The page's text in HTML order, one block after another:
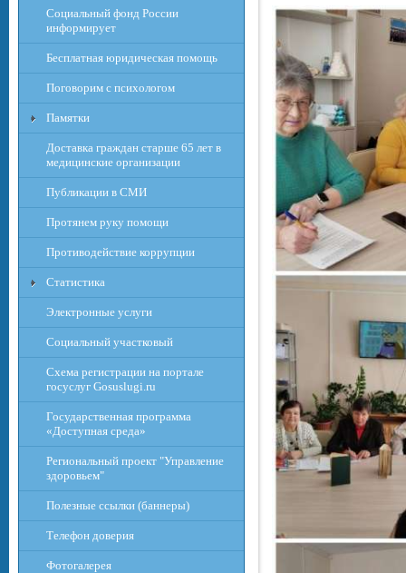
Социальный фонд России
информирует
Бесплатная юридическая помощь
Поговорим с психологом
Памятки
Доставка граждан старше 65 лет в
медицинские организации
Публикации в СМИ
Протянем руку помощи
Противодействие коррупции
Статистика
Электронные услуги
Социальный участковый
Схема регистрации на портале
госуслуг Gosuslugi.ru
Государственная программа
«Доступная среда»
Региональный проект "Управление
здоровьем"
Полезные ссылки (баннеры)
Телефон доверия
Фотогалерея